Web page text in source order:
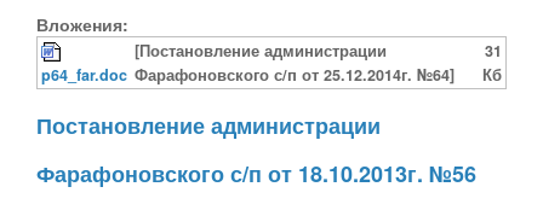
Вложения:
p64_far.doc
[Постановление администрации
Фарафоновского с/п от 25.12.2014г. №64]
31
Кб
Постановление администрации
Фарафоновского с/п от 18.10.2013г. №56